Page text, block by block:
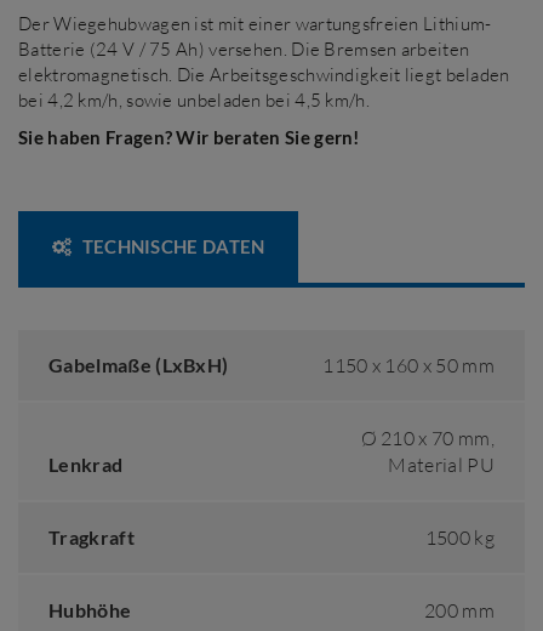
Der Wiegehubwagen ist mit einer wartungsfreien Lithium-
Batterie (24 V / 75 Ah) versehen. Die Bremsen arbeiten
elektromagnetisch. Die Arbeitsgeschwindigkeit liegt beladen
bei 4,2 km/h, sowie unbeladen bei 4,5 km/h.
Sie haben Fragen? Wir beraten Sie gern!
TECHNISCHE DATEN
Gabelmaße (LxBxH) 1150 x 160 x 50 mm
Lenkrad
Ø 210 x 70 mm,
Material PU
Tragkraft 1500 kg
Hubhöhe 200 mm